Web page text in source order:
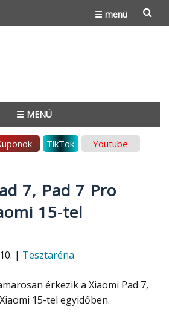
☰ menü
☰ MENÜ
TikTok Youtube
7, Pad 7 Pro
15-tel
| Tesztaréna
érkezik a Xiaomi Pad 7,
15-tel egyidőben.